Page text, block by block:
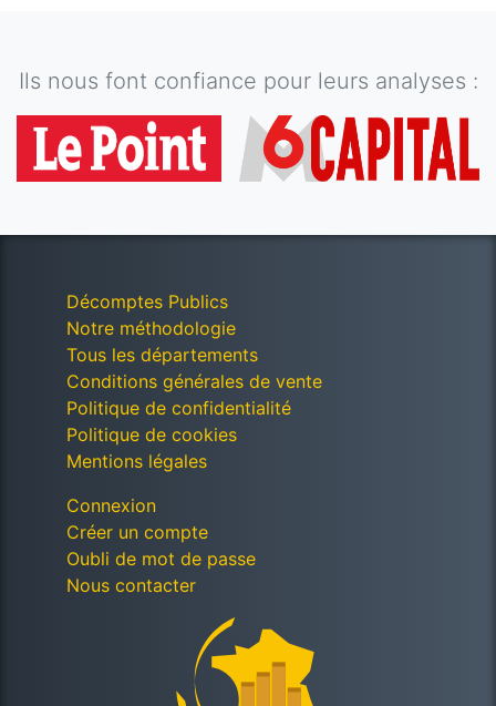
Ils nous font confiance pour leurs analyses :
Décomptes Publics
Notre méthodologie
Tous les départements
Conditions générales de vente
Politique de confidentialité
Politique de cookies
Mentions légales
Connexion
Créer un compte
Oubli de mot de passe
Nous contacter